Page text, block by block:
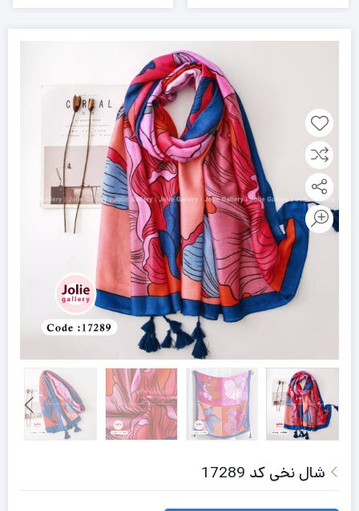
شال نخی کد 17289